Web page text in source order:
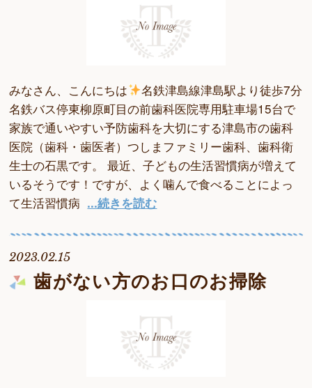
みなさん、こんにちは
名鉄津島線津島駅より徒歩7分
名鉄バス停東柳原町目の前歯科医院専用駐車場15台で
家族で通いやすい予防歯科を大切にする津島市の歯科
医院（歯科・歯医者）つしまファミリー歯科、歯科衛
生士の石黒です。 最近、子どもの生活習慣病が増えて
いるそうです！ですが、よく噛んで食べることによっ
て生活習慣病 ...続きを読む
2023.02.15
歯がない方のお口のお掃除